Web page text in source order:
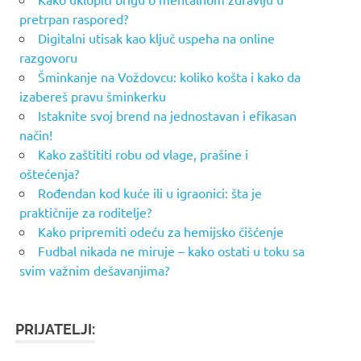
pretrpan raspored?
Digitalni utisak kao ključ uspeha na online
razgovoru
Šminkanje na Voždovcu: koliko košta i kako da
izabereš pravu šminkerku
Istaknite svoj brend na jednostavan i efikasan
način!
Kako zaštititi robu od vlage, prašine i
oštećenja?
Rođendan kod kuće ili u igraonici: šta je
praktičnije za roditelje?
Kako pripremiti odeću za hemijsko čišćenje
Fudbal nikada ne miruje – kako ostati u toku sa
svim važnim dešavanjima?
PRIJATELJI: